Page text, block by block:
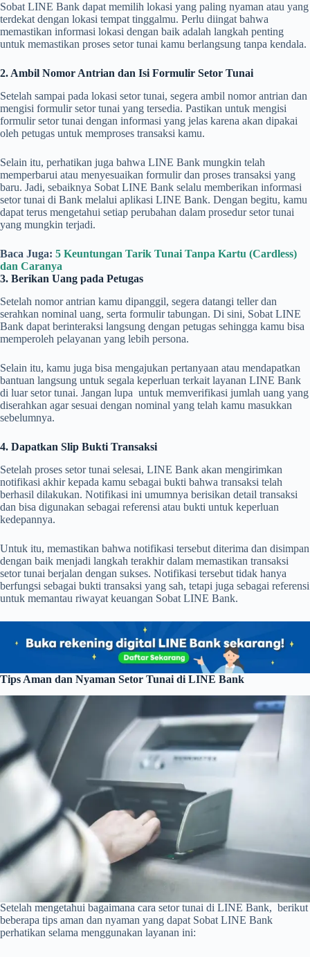
Sobat LINE Bank dapat memilih lokasi yang paling nyaman atau yang
terdekat dengan lokasi tempat tinggalmu. Perlu diingat bahwa
memastikan informasi lokasi dengan baik adalah langkah penting
untuk memastikan proses setor tunai kamu berlangsung tanpa kendala.
2. Ambil Nomor Antrian dan Isi Formulir Setor Tunai
Setelah sampai pada lokasi setor tunai, segera ambil nomor antrian dan
mengisi formulir setor tunai yang tersedia. Pastikan untuk mengisi
formulir setor tunai dengan informasi yang jelas karena akan dipakai
oleh petugas untuk memproses transaksi kamu.
Selain itu, perhatikan juga bahwa LINE Bank mungkin telah
memperbarui atau menyesuaikan formulir dan proses transaksi yang
baru. Jadi, sebaiknya Sobat LINE Bank selalu memberikan informasi
setor tunai di Bank melalui aplikasi LINE Bank. Dengan begitu, kamu
dapat terus mengetahui setiap perubahan dalam prosedur setor tunai
yang mungkin terjadi.
Baca Juga: 5 Keuntungan Tarik Tunai Tanpa Kartu (Cardless)
dan Caranya
3. Berikan Uang pada Petugas
Setelah nomor antrian kamu dipanggil, segera datangi teller dan
serahkan nominal uang, serta formulir tabungan. Di sini, Sobat LINE
Bank dapat berinteraksi langsung dengan petugas sehingga kamu bisa
memperoleh pelayanan yang lebih persona.
Selain itu, kamu juga bisa mengajukan pertanyaan atau mendapatkan
bantuan langsung untuk segala keperluan terkait layanan LINE Bank
di luar setor tunai. Jangan lupa untuk memverifikasi jumlah uang yang
diserahkan agar sesuai dengan nominal yang telah kamu masukkan
sebelumnya.
4. Dapatkan Slip Bukti Transaksi
Setelah proses setor tunai selesai, LINE Bank akan mengirimkan
notifikasi akhir kepada kamu sebagai bukti bahwa transaksi telah
berhasil dilakukan. Notifikasi ini umumnya berisikan detail transaksi
dan bisa digunakan sebagai referensi atau bukti untuk keperluan
kedepannya.
Untuk itu, memastikan bahwa notifikasi tersebut diterima dan disimpan
dengan baik menjadi langkah terakhir dalam memastikan transaksi
setor tunai berjalan dengan sukses. Notifikasi tersebut tidak hanya
berfungsi sebagai bukti transaksi yang sah, tetapi juga sebagai referensi
untuk memantau riwayat keuangan Sobat LINE Bank.
Tips Aman dan Nyaman Setor Tunai di LINE Bank
Setelah mengetahui bagaimana cara setor tunai di LINE Bank, berikut
beberapa tips aman dan nyaman yang dapat Sobat LINE Bank
perhatikan selama menggunakan layanan ini: